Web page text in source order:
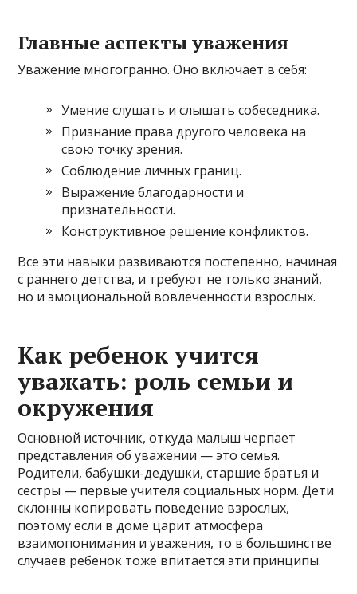
Главные аспекты уважения
Уважение многогранно. Оно включает в себя:
Умение слушать и слышать собеседника.
Признание права другого человека на
свою точку зрения.
Соблюдение личных границ.
Выражение благодарности и
признательности.
Конструктивное решение конфликтов.
Все эти навыки развиваются постепенно, начиная
с раннего детства, и требуют не только знаний,
но и эмоциональной вовлеченности взрослых.
Как ребенок учится
уважать: роль семьи и
окружения
Основной источник, откуда малыш черпает
представления об уважении — это семья.
Родители, бабушки-дедушки, старшие братья и
сестры — первые учителя социальных норм. Дети
склонны копировать поведение взрослых,
поэтому если в доме царит атмосфера
взаимопонимания и уважения, то в большинстве
случаев ребенок тоже впитается эти принципы.